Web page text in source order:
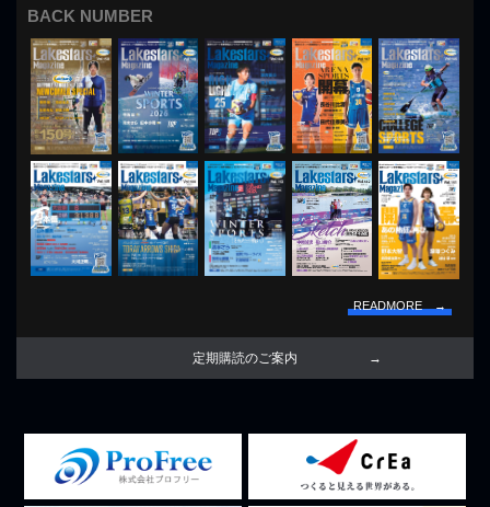
BACK NUMBER
READMORE →
定期購読のご案内